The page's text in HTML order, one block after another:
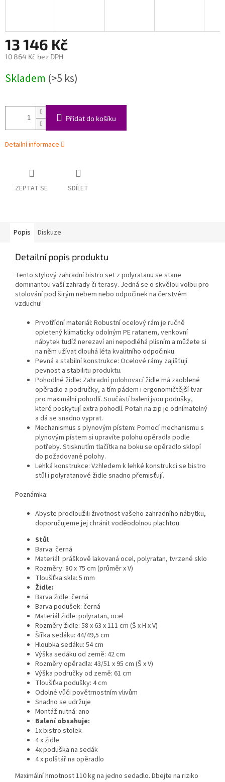
13 146 Kč
10 864 Kč bez DPH
cena:
Skladem (>5 ks)
Přidat do košíku
Detailní informace
ZEPTAT SE SDÍLET
Popis Diskuze
Detailní popis produktu
Tento stylový zahradní bistro set z polyratanu se stane
dominantou vaší zahrady či terasy. Jedná se o skvělou volbu pro
stolování pod širým nebem nebo odpočinek na čerstvém
vzduchu!
Prvotřídní materiál: Robustní ocelový rám je ručně
opletený klimaticky odolným PE ratanem, venkovní
nábytek tudíž nerezaví ani nepodléhá plísním a můžete si
na něm užívat dlouhá léta kvalitního odpočinku.
Pevná a stabilní konstrukce: Ocelové rámy zajišťují
pevnost a stabilitu produktu.
Pohodlné židle: Zahradní polohovací židle má zaoblené
opěradlo a područky, a tím pádem i ergonomičtější tvar
pro maximální pohodlí. Součástí balení jsou podušky,
které poskytují extra pohodlí. Potah na zip je odnímatelný
a dá se snadno vyprat.
Mechanismus s plynovým pístem: Pomocí mechanismu s
plynovým pístem si upravíte polohu opěradla podle
potřeby. Stisknutím tlačítka na boku se opěradlo sklopí
do požadované polohy.
Lehká konstrukce: Vzhledem k lehké konstrukci se bistro
stůl i polyratanové židle snadno přemisťují.
Poznámka:
Abyste prodloužili životnost vašeho zahradního nábytku,
doporučujeme jej chránit voděodolnou plachtou.
Stůl
Barva: černá
Materiál: práškově lakovaná ocel, polyratan, tvrzené sklo
Rozměry: 80 x 75 cm (průměr x V)
Tloušťka skla: 5 mm
Židle:
Barva židle: černá
Barva podušek: černá
Materiál židle: polyratan, ocel
Rozměry židle: 58 x 63 x 111 cm (Š x H x V)
Šířka sedáku: 44/49,5 cm
Hloubka sedáku: 54 cm
Výška sedáku od země: 42 cm
Rozměry opěradla: 43/51 x 95 cm (Š x V)
Výška područky od země: 61 cm
Tloušťka podušky: 4 cm
Odolné vůči povětrnostním vlivům
Snadno se udržuje
Montáž nutná: ano
Balení obsahuje:
1x bistro stolek
4 x židle
4x poduška na sedák
4 x polštář na opěradlo
Maximální hmotnost 110 kg na jedno sedadlo. Dbejte na riziko